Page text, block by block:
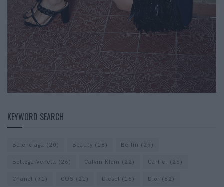
KEYWORD SEARCH
Balenciaga (20) Beauty (18) Berlin (29)
Bottega Veneta (26) Calvin Klein (22) Cartier (25)
Chanel (71) COS (21) Diesel (16) Dior (52)